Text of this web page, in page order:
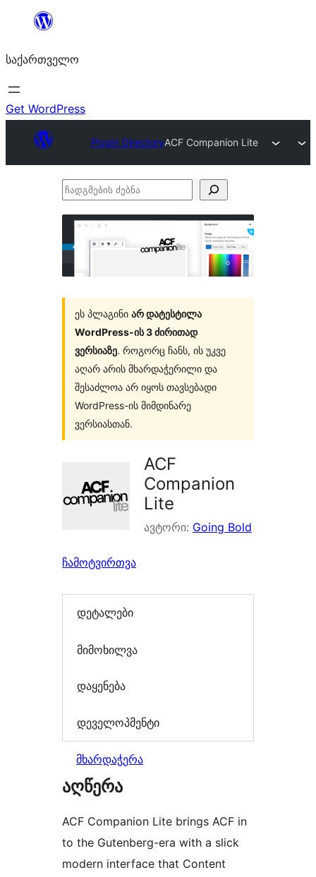
შიგთავსზე
საქართველო
Get WordPress
Plugin DirectoryACF Companion Lite
ჩადგმების
ეს პლაგინი არ დატესტილა
WordPress-ის 3 ძირითად
ვერსიაზე. როგორც ჩანს, ის უკვე
აღარ არის მხარდაჭერილი და
შესაძლოა არ იყოს თავსებადი
WordPress-ის მიმდინარე
ვერსიასთან.
ACF
Companion
Lite
ავტორი: Going Bold
ჩამოტვირთვა
დეტალები
მიმოხილვა
დაყენება
დეველოპმენტი
მხარდაჭერა
აღწერა
ACF Companion Lite brings ACF in
to the Gutenberg-era with a slick
modern interface that Content